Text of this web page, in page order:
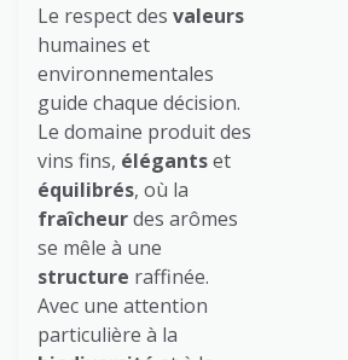
Le respect des valeurs
humaines et
environnementales
guide chaque décision.
Le domaine produit des
vins fins, élégantset
équilibrés, où la
fraîcheurdes arômes
se mêle à une
structure raffinée.
Avec une attention
particulière à la